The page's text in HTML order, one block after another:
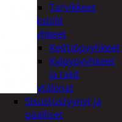
Tarvikkeet
Kodintekstiilit
Pyyhkeet
Keittiöpyyhkeet
Kylpypyyhkeet
ja takit
Pöytäliinat
Sisustustyynyt ja
päälliset